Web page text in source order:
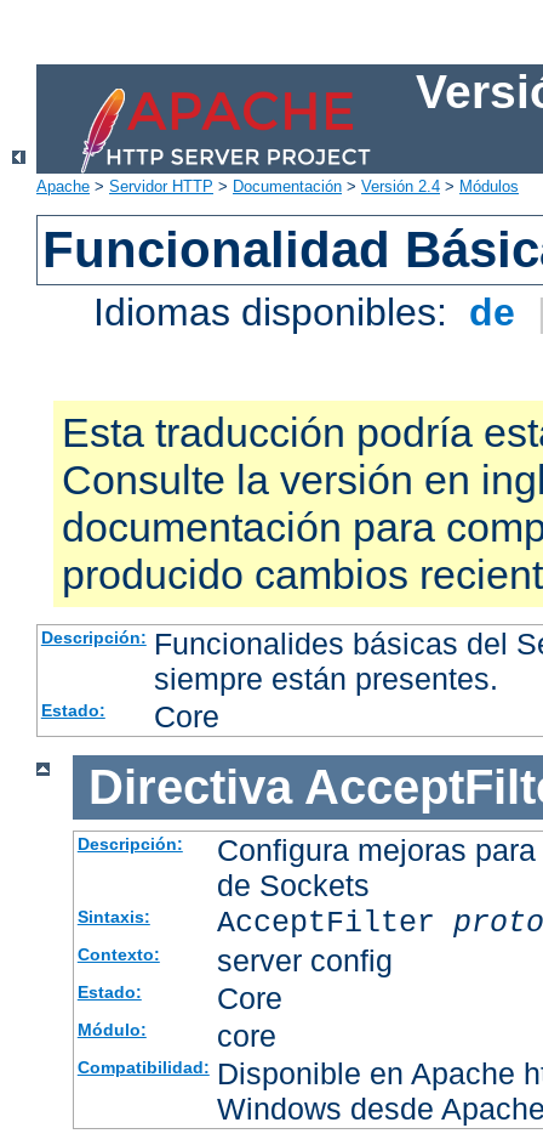
Apache > Servidor HTTP > Documentación > Versión 2.4 > Módulos
Funcionalidad
Idiomas disponibles: de
Esta traducción podría
Consulte la versión en
documentación para
producido cambios
Descripción: Funcionalides básicas del
siempre están presentes.
Estado: Core
Directiva
Descripción:
Configura mejoras
de Sockets
Sintaxis: AcceptFilter
Contexto: server config
Estado: Core
Módulo: core
Compatibilidad: Disponible en Apache
Windows desde